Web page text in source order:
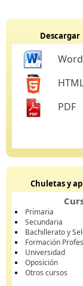
Descargar
Word
PDF
Chuletas y
Primaria
Secundaria
Bachillerato y
Formación
Universidad
Oposición
Otros cursos